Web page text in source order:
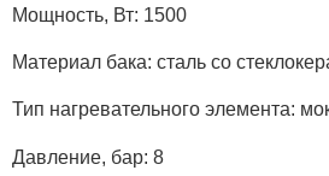
Мощность, Вт: 1500
Материал бака: сталь со
Тип нагревательного элемента:
Давление, бар: 8